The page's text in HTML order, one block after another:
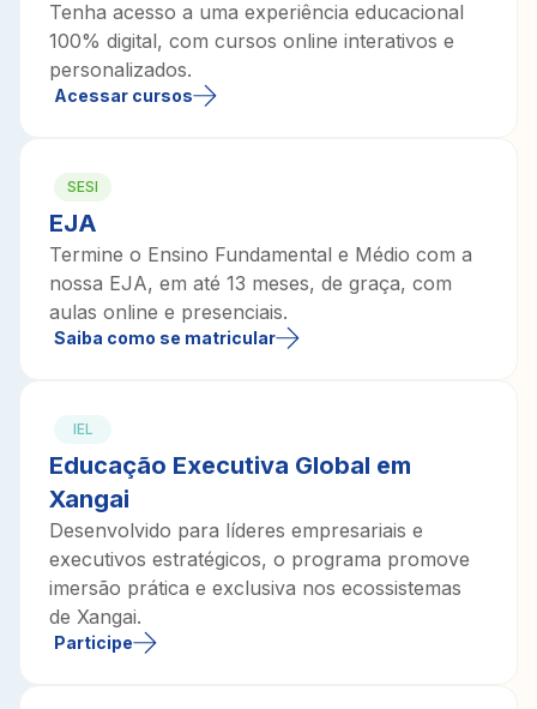
Tenha acesso a uma experiência educacional
100% digital, com cursos online interativos e
personalizados.
Acessar cursos
SESI
EJA
Termine o Ensino Fundamental e Médio com a
nossa EJA, em até 13 meses, de graça, com
aulas online e presenciais.
Saiba como se matricular
IEL
Educação Executiva Global em
Xangai
Desenvolvido para líderes empresariais e
executivos estratégicos, o programa promove
imersão prática e exclusiva nos ecossistemas
de Xangai.
Participe